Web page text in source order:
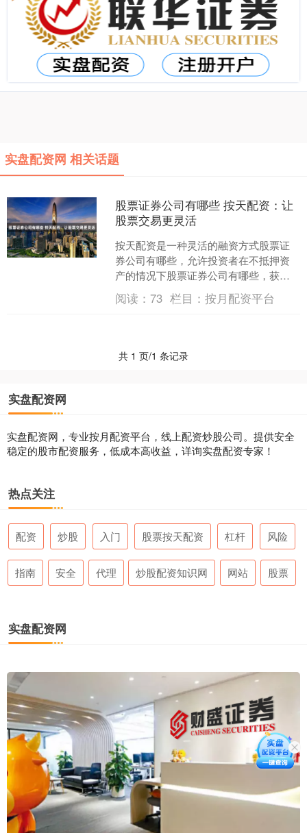
实盘配资网 相关话题
股票证券公司有哪些 按天配资：让
股票交易更灵活
按天配资是一种灵活的融资方式股票证
券公司有哪些，允许投资者在不抵押资
产的情况下股票证券公司有哪些，获得
资金进行股票交易。与传统融资方式不
同，按天配资的资金使用期....
阅读：73 栏目：按月配资平台
共 1 页/1 条记录
实盘配资网
实盘配资网，专业按月配资平台，线上配资炒股公司。提供安全
稳定的股市配资服务，低成本高收益，详询实盘配资专家！
热点关注
配资 炒股 入门 股票按天配资 杠杆 风险
指南 安全 代理 炒股配资知识网 网站 股票
实盘配资网